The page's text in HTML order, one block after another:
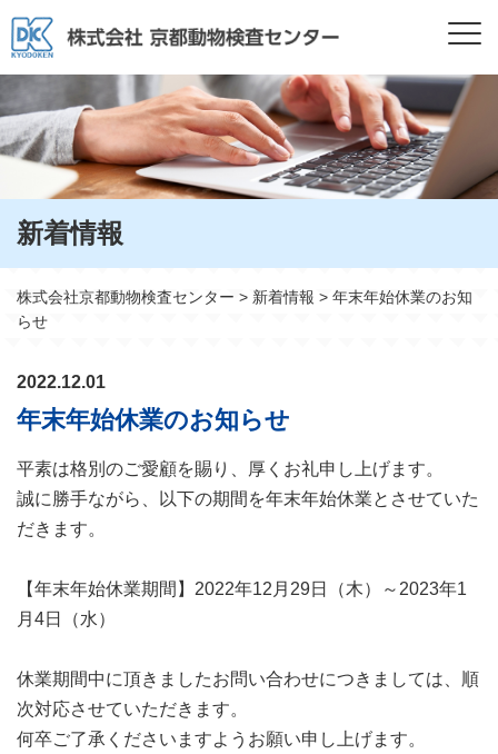
新着情報
株式会社京都動物検査センター > 新着情報 > 年末年始休業のお知
らせ
2022.12.01
年末年始休業のお知らせ
平素は格別のご愛顧を賜り、厚くお礼申し上げます。
誠に勝手ながら、以下の期間を年末年始休業とさせていた
だきます。
【年末年始休業期間】2022年12月29日（木）～2023年1
月4日（水）
休業期間中に頂きましたお問い合わせにつきましては、順
次対応させていただきます。
何卒ご了承くださいますようお願い申し上げます。